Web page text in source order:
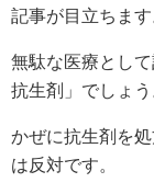
記事が目立ちます
無駄な医療とし
抗生剤」でしょう
かぜに抗生剤を
は反対です。